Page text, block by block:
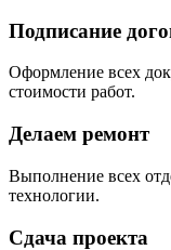
Подписание
Оформление всех
стоимости работ.
Делаем ремонт
Выполнение всех
технологии.
Сдача проекта